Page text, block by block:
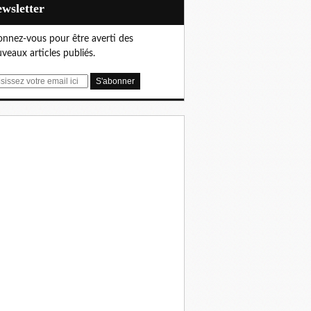
vous pour être averti des
articles publiés.